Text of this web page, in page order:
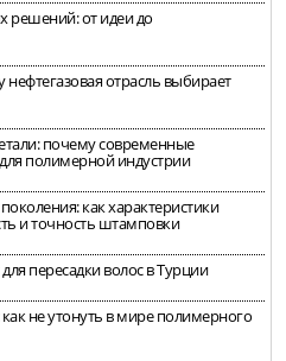
решений: от идеи до
отрасль выбирает
почему современные
полимерной индустрии
как характеристики
и точность штамповки
пересадки волос в Турции
не утонуть в мире полимерного